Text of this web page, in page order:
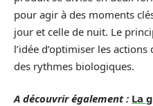
pour agir à des moments
jour et celle de nuit. Le
l’idée d’optimiser les
des rythmes biologiques.
A découvrir également : La